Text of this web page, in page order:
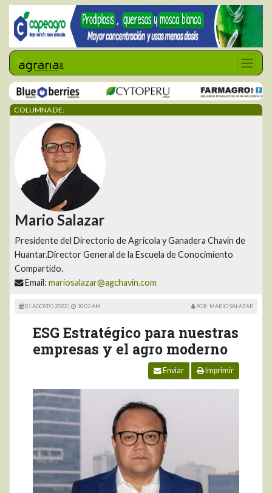
COLUMNA DE:
Mario Salazar
Presidente del Directorio de Agricola y Ganadera Chavin de
Huantar.Director General de la Escuela de Conocimiento
Compartido.
Email: mariosalazar@agchavin.com
01 AGOSTO 2022 | 10:02 AM POR: MARIO SALAZAR
ESG Estratégico para nuestras
empresas y el agro moderno
Enviar Imprimir